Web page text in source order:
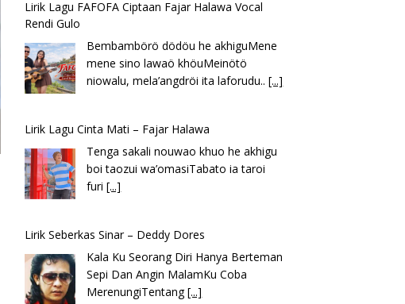
Lirik Lagu FAFOFA Ciptaan Fajar Halawa Vocal
Rendi Gulo
Bembambörö dödöu he akhiguMene
mene sino lawaö khöuMeinötö
niowalu, mela’angdröi ita laforudu..[...]
Lirik Lagu Cinta Mati – Fajar Halawa
Tenga sakali nouwao khuo he akhigu
boi taozui wa’omasiTabato ia taroi
furi[...]
Lirik Seberkas Sinar – Deddy Dores
Kala Ku Seorang Diri Hanya Berteman
Sepi Dan Angin MalamKu Coba
MerenungiTentang[...]